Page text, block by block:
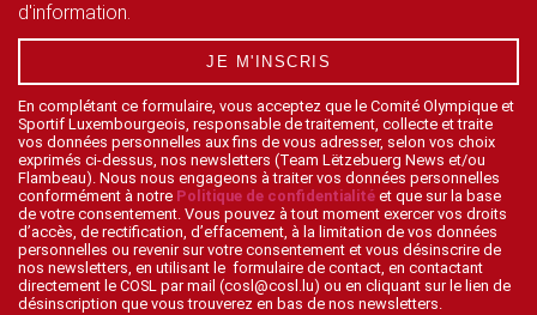
d'information.
JE M'INSCRIS
En complétant ce formulaire, vous acceptez que le Comité Olympique et
Sportif Luxembourgeois, responsable de traitement, collecte et traite
vos données personnelles aux fins de vous adresser, selon vos choix
exprimés ci-dessus, nos newsletters (Team Lëtzebuerg News et/ou
Flambeau). Nous nous engageons à traiter vos données personnelles
conformément à notre Politique de confidentialité et que sur la base
de votre consentement. Vous pouvez à tout moment exercer vos droits
d’accès, de rectification, d’effacement, à la limitation de vos données
personnelles ou revenir sur votre consentement et vous désinscrire de
nos newsletters, en utilisant le formulaire de contact, en contactant
directement le COSL par mail (cosl@cosl.lu) ou en cliquant sur le lien de
désinscription que vous trouverez en bas de nos newsletters.